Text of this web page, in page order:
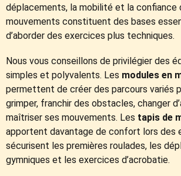
déplacements, la mobilité et la confiance
mouvements constituent des bases
d’aborder des exercices plus techniques.
Nous vous conseillons de privilégier des
simples et polyvalents. Les modules en
permettent de créer des parcours variés
grimper, franchir des obstacles, changer
maîtriser ses mouvements. Les tapis de
apportent davantage de confort lors des
sécurisent les premières roulades, les
gymniques et les exercices d’acrobatie.